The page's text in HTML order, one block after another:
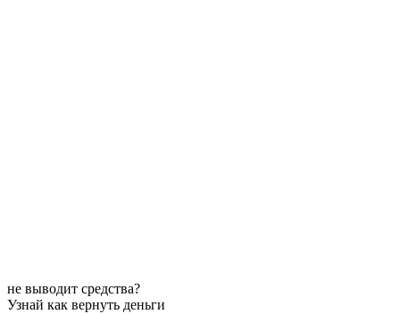
не выводит средства?
Узнай как вернуть деньги